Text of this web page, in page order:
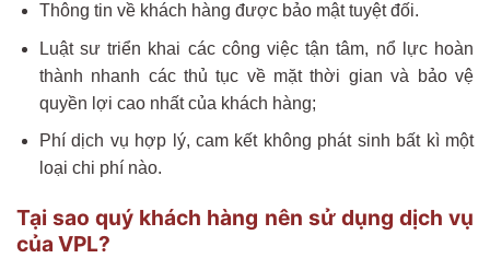
Thông tin về khách hàng được bảo mật tuyệt đối.
Luật sư triển khai các công việc tận tâm, nổ lực hoàn
thành nhanh các thủ tục về mặt thời gian và bảo vệ
quyền lợi cao nhất của khách hàng;
Phí dịch vụ hợp lý, cam kết không phát sinh bất kì một
loại chi phí nào.
Tại sao quý khách hàng nên sử dụng dịch vụ
của VPL?